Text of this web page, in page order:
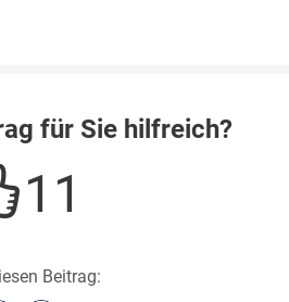
für Sie hilfreich?
11
Beitrag: